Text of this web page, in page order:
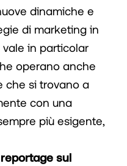
dinamiche e
di marketing in
in particolar
operano anche
che si trovano a
con una
più esigente,
sul